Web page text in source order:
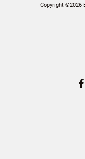
Copyright ©2026